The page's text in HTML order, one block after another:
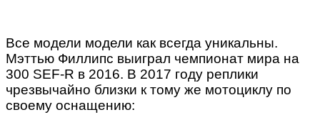
Все модели модели как всегда уникальны.
Мэттью Филлипс выиграл чемпионат мира на
300 SEF-R в 2016. В 2017 году реплики
чрезвычайно близки к тому же мотоциклу по
своему оснащению: